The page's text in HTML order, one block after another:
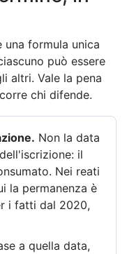
formula unica
può essere
altri. Vale la pena
chi difende.
Non la data
il
Nei reati
la permanenza è
i fatti dal 2020,
a quella data,